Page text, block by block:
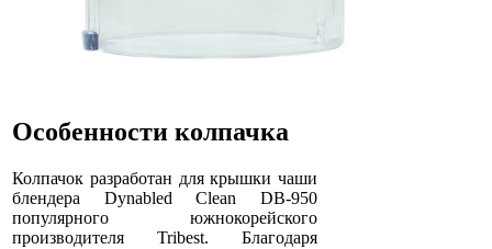
Особенности колпачка
Колпачок разработан для крышки чаши
блендера Dynabled Clean DB-950
популярного южнокорейского
производителя Tribest. Благодаря